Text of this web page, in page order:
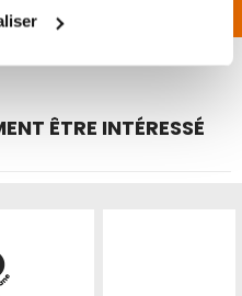
ÊTRE INTÉRESSÉ